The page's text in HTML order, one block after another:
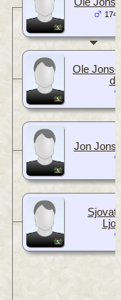
Ole
Jon
Sjovat